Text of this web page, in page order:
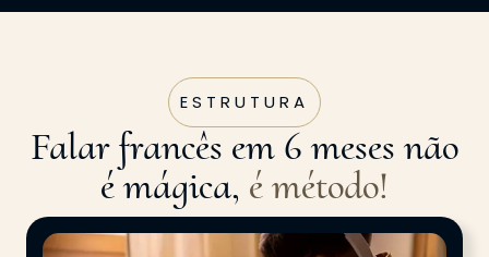
ESTRUTURA
Falar francês em 6 meses não
é mágica, é método!